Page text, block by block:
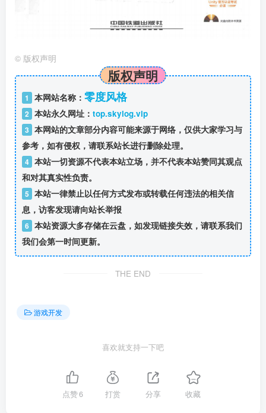
© 版权声明
版权声明
1 本网站名称： 零度风格
2 本站永久网址： top.skylog.vip
3 本网站的文章部分内容可能来源于网络，仅供大家学习与
参考，如有侵权，请联系站长进行删除处理。
4 本站一切资源不代表本站立场，并不代表本站赞同其观点
和对其真实性负责。
5 本站一律禁止以任何方式发布或转载任何违法的相关信
息，访客发现请向站长举报
6 本站资源大多存储在云盘，如发现链接失效，请联系我们
我们会第一时间更新。
THE END
游戏开发
喜欢就支持一下吧
点赞6 打赏 分享 收藏